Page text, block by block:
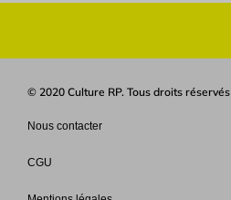
© 2020 Culture RP. Tous droits réservés
Nous contacter
CGU